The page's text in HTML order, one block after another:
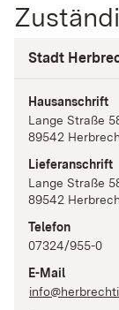
Stadt
Hausanschrift
Lange Straße
89542
Lieferanschrift
Lange Straße
89542
Telefon
07324/955-0
E-Mail